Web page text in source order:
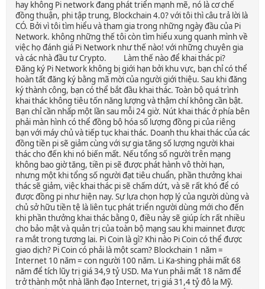
hay không Pi network đang phát triển mạnh mẽ, nó là cơ chế
đồng thuận, phi tập trung, Blockchain 4.0? với tôi thì câu trả lời là
CÓ. Bởi vì tôi tìm hiểu và tham gia trong những ngày đầu của Pi
Network. không những thế tôi còn tìm hiểu xung quanh mình về
việc họ đánh giá Pi Network như thế nào! với những chuyên gia
và các nhà đầu tư Crypto. Làm thế nào để khai thác pi?
Đăng ký Pi Network không bị giới hạn bởi khu vực, bạn chỉ có thể
hoàn tất đăng ký bằng mã mời của người giới thiệu. Sau khi đăng
ký thành công, bạn có thể bắt đầu khai thác. Toàn bộ quá trình
khai thác không tiêu tốn năng lượng và thậm chí không cần bật.
Bạn chỉ cần nhấp một lần sau mỗi 24 giờ. Nút khai thác ở phía bên
phải màn hình có thể đồng bộ hóa số lượng đồng pi của riêng
bạn với máy chủ và tiếp tục khai thác. Doanh thu khai thác của các
đồng tiền pi sẽ giảm cùng với sự gia tăng số lượng người khai
thác cho đến khi nó biến mất. Nếu tổng số người trên mạng
không bao giờ tăng, tiền pi sẽ được phát hành vô thời hạn,
nhưng một khi tổng số người đạt tiêu chuẩn, phần thưởng khai
thác sẽ giảm, việc khai thác pi sẽ chấm dứt, và sẽ rất khó để có
được đồng pi như hiện nay. Sự lựa chọn hợp lý của người dùng và
chủ sở hữu tiền tệ là liên tục phát triển người dùng mới cho đến
khi phần thưởng khai thác bằng 0, điều này sẽ giúp ích rất nhiều
cho bảo mật và quản trị của toàn bộ mạng sau khi mainnet được
ra mắt trong tương lai. Pi Coin là gì? Khi nào Pi Coin có thể được
giao dịch? Pi Coin có phải là một scam? Blockchain 1 năm =
Internet 10 năm = con người 100 năm. Li Ka-shing phải mất 68
năm để tích lũy trị giá 34,9 tỷ USD. Ma Yun phải mất 18 năm để
trở thành một nhà lãnh đạo Internet, trị giá 31,4 tỷ đô la Mỹ.